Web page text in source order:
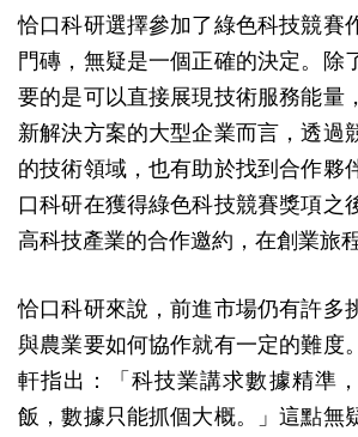
恰口科研選擇參加了綠色科技競賽
門磚，無疑是一個正確的決定。除
要的是可以直接展現技術服務能量
新解決方案的大型企業而言，透過
的技術領域，也有助於找到合作夥
口科研在獲得綠色科技競賽獎項之
高科技產業的合作邀約，在創業旅
恰口科研來說，前進市場仍有許多
與農業要如何協作就有一定的難度
軒指出：「科技業講求數據精準
飯，數據只能抓個大概。」這點無